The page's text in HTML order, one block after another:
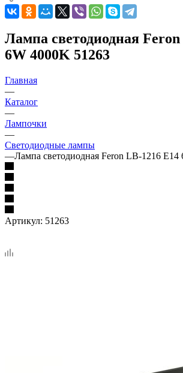
Лампа светодиодная
6W 4000K 51263
Главная
—
Каталог
—
Лампочки
—
Светодиодные лампы
—Лампа светодиодная Feron LB-1216 E14
Артикул: 51263